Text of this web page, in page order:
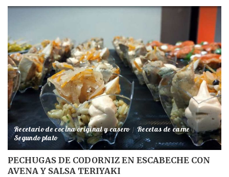
Recetario de cocina original y casero Recetas de carne
Segundo plato
PECHUGAS DE CODORNIZ EN ESCABECHE CON
AVENA Y SALSA TERIYAKI